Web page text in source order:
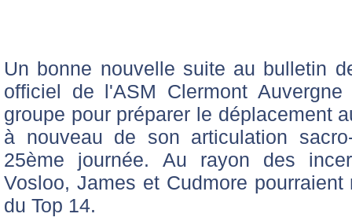
Un bonne nouvelle suite au bulletin
officiel de l'ASM Clermont
groupe pour préparer le déplacement
à nouveau de son articulation
25ème journée. Au rayon des
Vosloo, James et Cudmore
du Top 14.